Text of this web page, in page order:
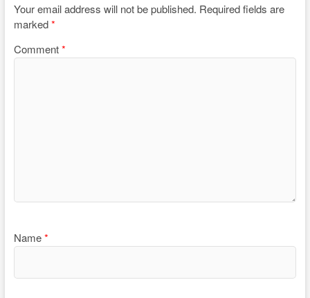
Your email address will not be published. Required fields are
marked*
Comment*
Name*